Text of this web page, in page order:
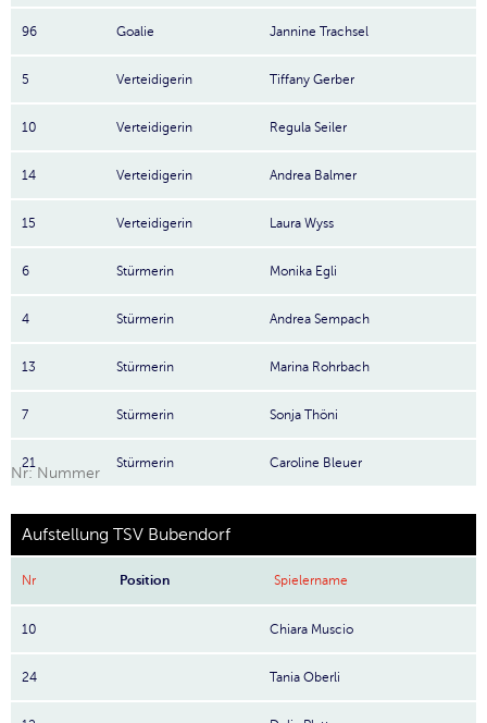
96 Goalie Jannine Trachsel
5 Verteidigerin Tiffany Gerber
10 Verteidigerin Regula Seiler
14 Verteidigerin Andrea Balmer
15 Verteidigerin Laura Wyss
6 Stürmerin Monika Egli
4 Stürmerin Andrea Sempach
13 Stürmerin Marina Rohrbach
7 Stürmerin Sonja Thöni
21 Stürmerin Caroline Bleuer
Nr: Nummer
Aufstellung TSV Bubendorf
Nr Position Spielername
10 Chiara Muscio
24 Tania Oberli